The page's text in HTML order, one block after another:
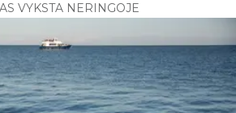
VYKSTA NERINGOJE